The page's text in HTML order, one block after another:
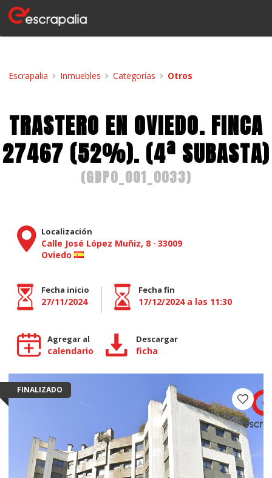
Escrapalia Inmuebles Categorías Otros
TRASTERO EN OVIEDO. FINCA
27467 (52%). (4ª SUBASTA)
(GDP0_001_0033)
Localización
Calle José López Muñiz, 8 · 33009
Oviedo
Fecha inicio
27/11/2024
Fecha fin
17/12/2024 a las 11:30
Agregar al
calendario
Descargar
ficha
FINALIZADO